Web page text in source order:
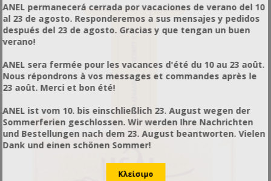
ANEL permanecerá cerrada por vacaciones de verano del 10
al 23 de agosto. Responderemos a sus mensajes y pedidos
después del 23 de agosto. Gracias y que tengan un buen
verano!
ANEL sera fermée pour les vacances d'été du 10 au 23 août.
Nous répondrons à vos messages et commandes après le
23 août. Merci et bon été!
ANEL ist vom 10. bis einschließlich 23. August wegen der
Sommerferien geschlossen. Wir werden Ihre Nachrichten
und Bestellungen nach dem 23. August beantworten. Vielen
Dank und einen schönen Sommer!